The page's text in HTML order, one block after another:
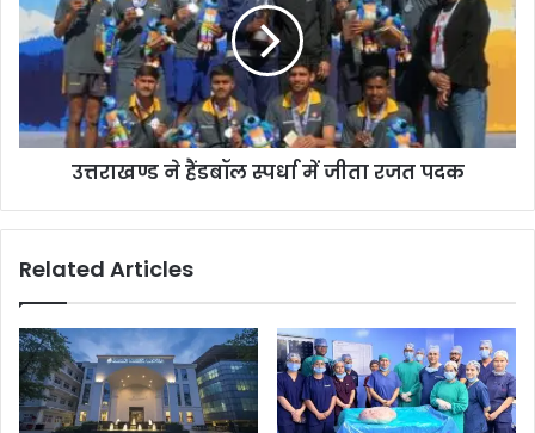
उत्तराखण्ड ने हैंडबॉल स्पर्धा में जीता रजत पदक
Related Articles